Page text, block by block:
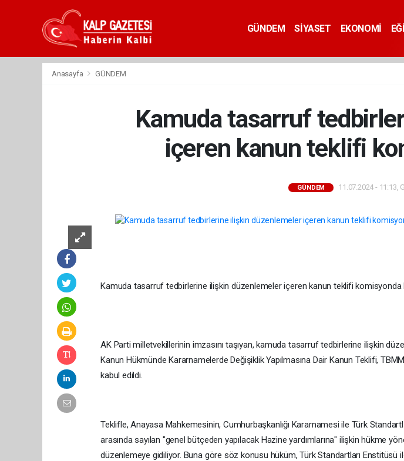
GÜNDEM SİYASET EKONOMİ
Anasayfa GÜNDEM
Kamuda tasarruf
içeren kanun teklifi
GÜNDEM 11.07.2024 - 11:13,
Kamuda tasarruf tedbirlerine ilişkin düzenlemeler içeren kanun teklifi komisyonda
AK Parti milletvekillerinin imzasını taşıyan, kamuda tasarruf tedbirlerine ilişkin
Kanun Hükmünde Kararnamelerde Değişiklik Yapılmasına Dair Kanun Teklifi,
kabul edildi.
Teklifle, Anayasa Mahkemesinin, Cumhurbaşkanlığı Kararnamesi ile Türk
arasında sayılan "genel bütçeden yapılacak Hazine yardımlarına" ilişkin hükme
düzenlemeye gidiliyor. Buna göre söz konusu hüküm, Türk Standartları Enstitüsü